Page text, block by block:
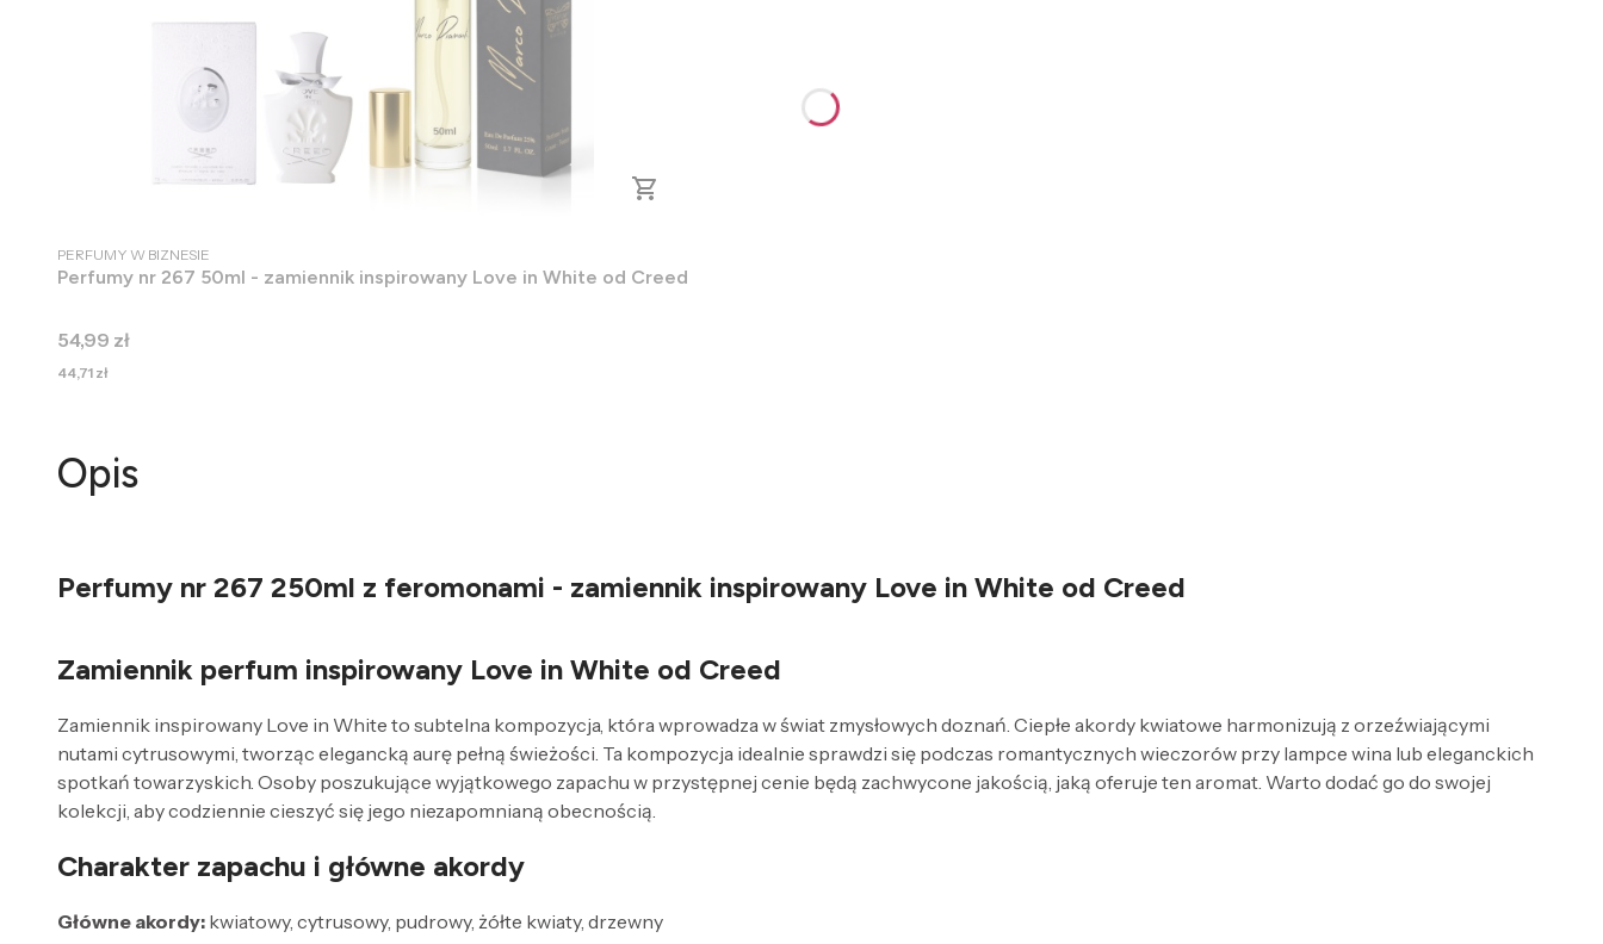
PRODUCENT
PERFUMY W BIZNESIE
Perfumy nr 267 50ml - zamiennik inspirowany Love in White od Creed
Cena
54,99 zł
Cena
44,71 zł
Opis
Perfumy nr 267 250ml z feromonami - zamiennik inspirowany Love in White od Creed
Zamiennik perfum inspirowany Love in White od Creed
Zamiennik inspirowany Love in White to subtelna kompozycja, która wprowadza w świat zmysłowych doznań. Ciepłe akordy kwiatowe harmonizują z orzeźwiającymi
nutami cytrusowymi, tworząc elegancką aurę pełną świeżości. Ta kompozycja idealnie sprawdzi się podczas romantycznych wieczorów przy lampce wina lub eleganckich
spotkań towarzyskich. Osoby poszukujące wyjątkowego zapachu w przystępnej cenie będą zachwycone jakością, jaką oferuje ten aromat. Warto dodać go do swojej
kolekcji, aby codziennie cieszyć się jego niezapomnianą obecnością.
Charakter zapachu i główne akordy
Główne akordy: kwiatowy, cytrusowy, pudrowy, żółte kwiaty, drzewny